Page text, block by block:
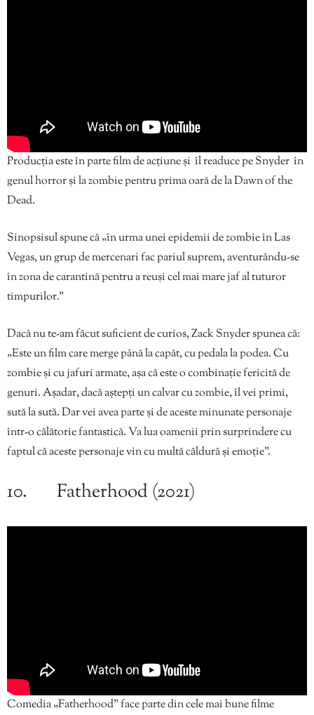
Producția este în parte film de acțiune și îl readuce pe Snyder în
genul horror și la zombie pentru prima oară de la Dawn of the
Dead.
Sinopsisul spune că „în urma unei epidemii de zombie în Las
Vegas, un grup de mercenari fac pariul suprem, aventurându-se
în zona de carantină pentru a reuși cel mai mare jaf al tuturor
timpurilor.”
Dacă nu te-am făcut suficient de curios, Zack Snyder spunea că:
„Este un film care merge până la capăt, cu pedala la podea. Cu
zombie și cu jafuri armate, așa că este o combinație fericită de
genuri. Așadar, dacă aștepți un calvar cu zombie, îl vei primi,
sută la sută. Dar vei avea parte și de aceste minunate personaje
într-o călătorie fantastică. Va lua oamenii prin surprindere cu
faptul că aceste personaje vin cu multă căldură și emoție”.
10. Fatherhood (2021)
Comedia „Fatherhood” face parte din cele mai bune filme